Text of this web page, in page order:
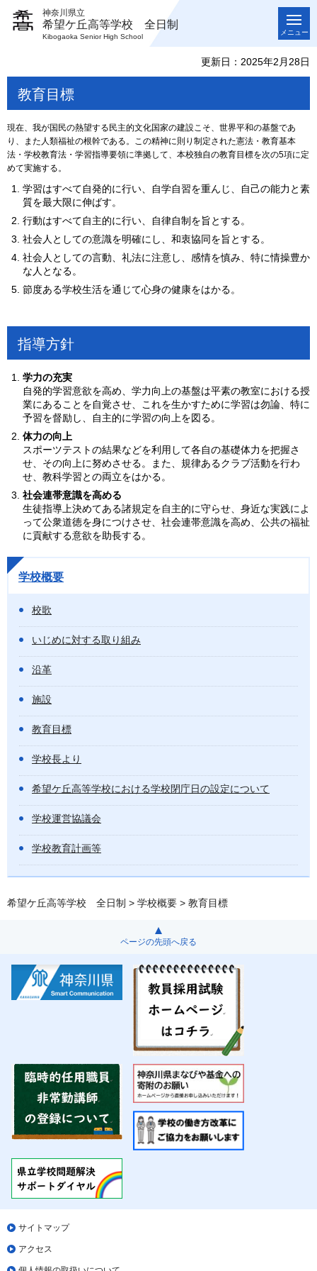
神奈川県立
希望ケ丘高等学校 全日制
Kibogaoka Senior High School
メニュー
更新日：2025年2月28日
教育目標
現在、我が国民の熱望する民主的文化国家の建設こそ、世界平和の基盤であ
り、また人類福祉の根幹である。この精神に則り制定された憲法・教育基本
法・学校教育法・学習指導要領に準拠して、本校独自の教育目標を次の5項に定
めて実施する。
学習はすべて自発的に行い、自学自習を重んじ、自己の能力と素
質を最大限に伸ばす。
行動はすべて自主的に行い、自律自制を旨とする。
社会人としての意識を明確にし、和衷協同を旨とする。
社会人としての言動、礼法に注意し、感情を慎み、特に情操豊か
な人となる。
節度ある学校生活を通じて心身の健康をはかる。
指導方針
学力の充実
自発的学習意欲を高め、学力向上の基盤は平素の教室における授
業にあることを自覚させ、これを生かすために学習は勿論、特に
予習を督励し、自主的に学習の向上を図る。
体力の向上
スポーツテストの結果などを利用して各自の基礎体力を把握さ
せ、その向上に努めさせる。また、規律あるクラブ活動を行わ
せ、教科学習との両立をはかる。
社会連帯意識を高める
生徒指導上決めてある諸規定を自主的に守らせ、身近な実践によ
って公衆道徳を身につけさせ、社会連帯意識を高め、公共の福祉
に貢献する意欲を助長する。
学校概要
校歌
いじめに対する取り組み
沿革
施設
教育目標
学校長より
希望ケ丘高等学校における学校閉庁日の設定について
学校運営協議会
学校教育計画等
希望ケ丘高等学校 全日制 > 学校概要 > 教育目標
ページの先頭へ戻る
サイトマップ
アクセス